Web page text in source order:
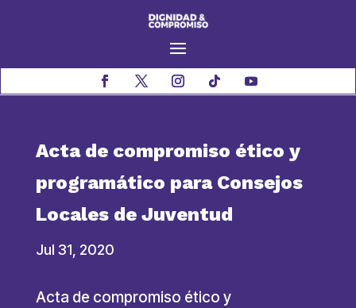
Acta de compromiso ético y
programático para Consejos
Locales de Juventud
Jul 31, 2020
Acta de compromiso ético y